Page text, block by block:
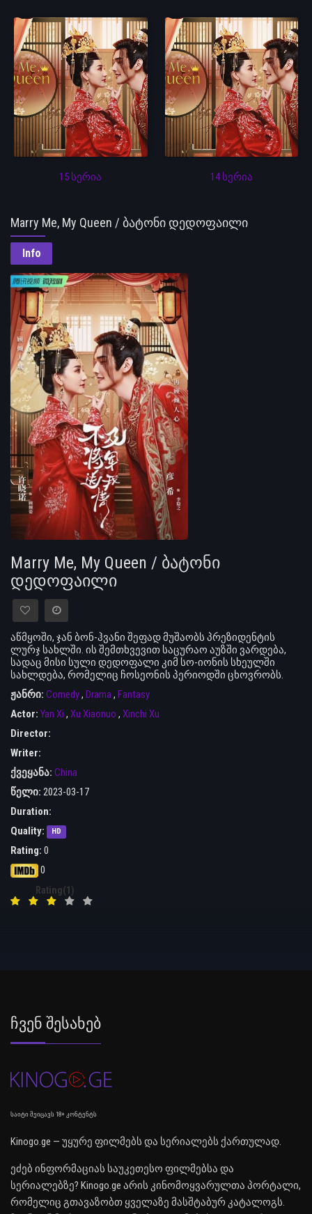
15 სერია 14 სერია
Marry Me, My Queen / ბატონი დედოფაილი
Info
Marry Me, My Queen / ბატონი
დედოფაილი
აწმყოში, ჯან ბონ-ჰვანი შეფად მუშაობს პრეზიდენტის
ლურჯ სახლში. ის შემთხვევით საცურაო აუზში ვარდება,
სადაც მისი სული დედოფალი კიმ სო-იონის სხეულში
სახლდება, რომელიც ჩოსეონის პერიოდში ცხოვრობს.
ჟანრი: Comedy, Drama, Fantasy
Actor: Yan Xi , Xu Xiaonuo , Xinchi Xu
Director:
Writer:
ქვეყანა: China
წელი: 2023-03-17
Duration:
Quality:
HD
Rating: 0
0
Rating(1)
Ჩვენ Შესახებ
საიტი შეიცავს 18+ კონტენტს
Kinogo.ge — უყურე ფილმებს და სერიალებს ქართულად.
ეძებ ინფორმაციას საუკეთესო ფილმებსა და
სერიალებზე? Kinogo.ge არის კინომოყვარულთა პორტალი,
რომელიც გთავაზობთ ყველაზე მასშტაბურ კატალოგს.